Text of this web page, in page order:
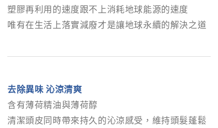
塑膠再利用的速度跟不上消耗地球能源的速度
唯有在生活上落實減廢才是讓地球永續的解決之道
去除異味 沁涼清爽
含有薄荷精油與薄荷醇
清潔頭皮同時帶來持久的沁涼感受，維持頭髮蓬鬆